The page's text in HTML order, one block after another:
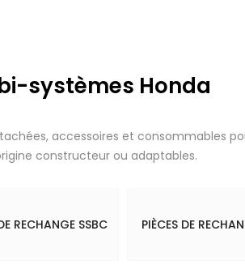
systèmes Honda
accessoires et consommables
constructeur ou adaptables.
RECHANGE SSBC PIÈCES DE